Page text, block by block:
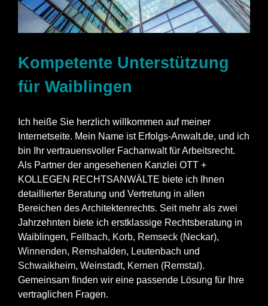
Kompetente Unterstützung
für Waiblingen
Ich heiße Sie herzlich willkommen auf meiner
Internetseite. Mein Name ist Erfolgs-Anwalt.de, und ich
bin Ihr vertrauensvoller Fachanwalt für Arbeitsrecht.
Als Partner der angesehenen Kanzlei OTT +
KOLLEGEN RECHTSANWÄLTE biete ich Ihnen
detaillierter Beratung und Vertretung in allen
Bereichen des Architektenrechts. Seit mehr als zwei
Jahrzehnten biete ich erstklassige Rechtsberatung in
Waiblingen, Fellbach, Korb, Remseck (Neckar),
Winnenden, Remshalden, Leutenbach und
Schwaikheim, Weinstadt, Kernen (Remstal).
Gemeinsam finden wir eine passende Lösung für Ihre
vertraglichen Fragen.